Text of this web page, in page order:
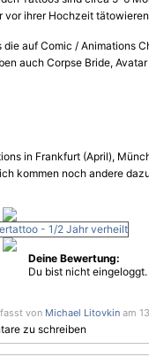
vor ihrer Hochzeit tätowieren
auf Comic / Animations
auch Corpse Bride,
in Frankfurt (April),
kommen noch andere
Deine Bewertung:
Du bist nicht eingeloggt.
von Michael Litovkin am
zu schreiben